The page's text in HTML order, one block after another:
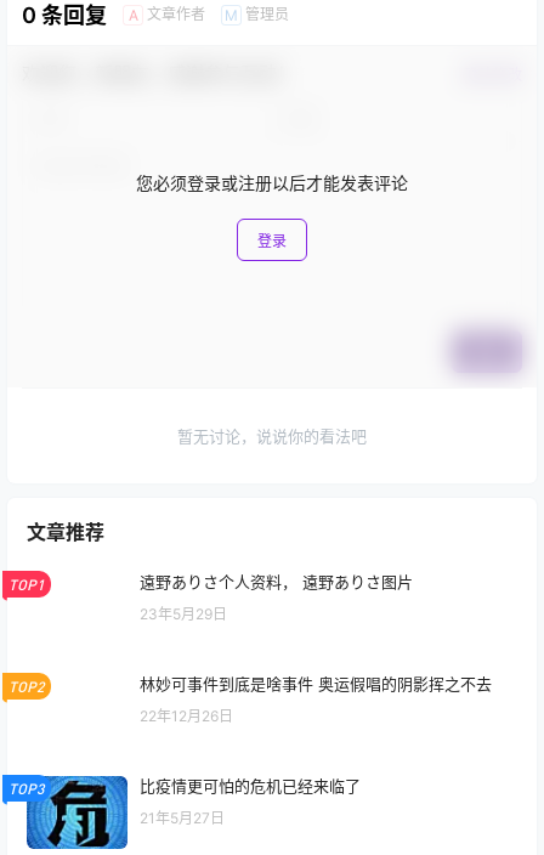
0 条回复 A 文章作者 M 管理员
您必须登录或注册以后才能发表评论
登录
暂无讨论，说说你的看法吧
文章推荐
TOP1 遠野ありさ个人资料， 遠野ありさ图片
23年5月29日
TOP2 林妙可事件到底是啥事件 奥运假唱的阴影挥之不去
22年12月26日
TOP3 比疫情更可怕的危机已经来临了
21年5月27日